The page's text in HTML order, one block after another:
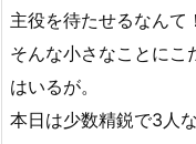
主役を待たせるなんて
そんな小さなことにこ
はいるが。
本日は少数精鋭で3人